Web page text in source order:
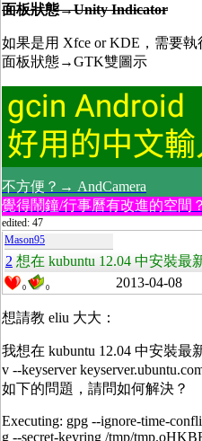
面板狀態→Unity Indicator
如果是用 Xfce or KDE，需要
面板狀態→GTK雙圖示
不方便？→ AndCamera
覺得鬧鐘/行事曆有改進的空間
edited: 47
Mason95
2 想在 kubuntu 12.04 中安裝最
0 0 2013-04-08
想請教 eliu 大大：
我想在 kubuntu 12.04 中安裝最
v --keyserver
如下的問題，請問如何解決？
Executing: gpg --ignore-time-
g --secret-keyring /tmp/